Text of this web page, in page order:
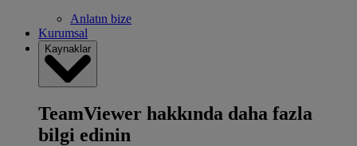
Anlatın bize
Kurumsal
Kaynaklar
TeamViewer hakkında daha fazla
bilgi edinin